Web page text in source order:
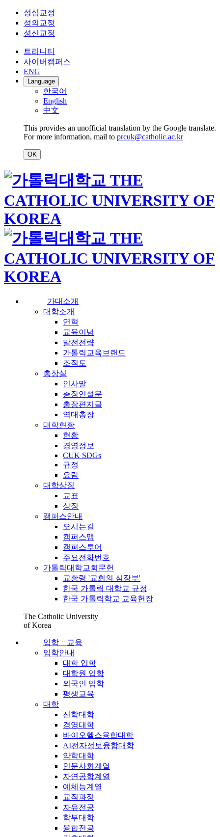
성심교정
성의교정
성신교정
트리니티
사이버캠퍼스
ENG
Language
한국어
English
中文
This provides an unofficial translation by the Google translate.
For more information, mail to prcuk@catholic.ac.kr
OK
가대소개
대학소개
연혁
교육이념
발전전략
가톨릭교육브랜드
조직도
총장실
인사말
총장연설문
총장편지글
역대총장
대학현황
현황
경영정보
CUK SDGs
규정
요람
대학상징
교표
상징
캠퍼스안내
오시는길
캠퍼스맵
캠퍼스투어
주요전화번호
가톨릭대학교회문헌
교황령 '교회의 심장부'
한국 가톨릭 대학교 규정
한국 가톨릭학교 교육헌장
The Catholic University
of Korea
입학ㆍ교육
입학안내
대학 입학
대학원 입학
외국인 입학
평생교육
대학
신학대학
경영대학
바이오헬스융합대학
AI전자정보융합대학
약학대학
인문사회계열
자연공학계열
예체능계열
교직과정
자유전공
학부대학
융합전공